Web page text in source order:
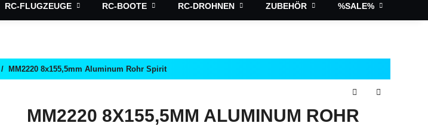
RC-FLUGZEUGE RC-BOOTE RC-DROHNEN ZUBEHÖR %SALE%
MM2220 8x155,5mm Aluminum Rohr Spirit
MM2220 8X155,5MM ALUMINUM ROHR